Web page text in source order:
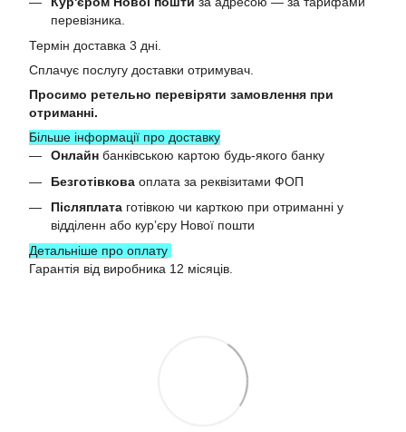
перевізника.
Термін доставка 3 дні.
Сплачує послугу доставки отримувач.
Просимо ретельно перевіряти замовлення при
отриманні.
Більше інформації про доставку
Онлайн банківською картою будь-якого банку
Безготівкова оплата за реквізитами ФОП
Післяплата готівкою чи карткою при отриманні у
відділенн або курʼєру Нової пошти
Детальніше про оплату
Гарантія від виробника 12 місяців.